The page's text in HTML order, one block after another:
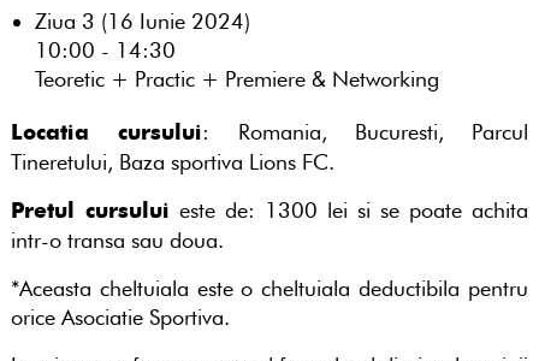
Ziua 3 (16 Iunie 2024)
10:00 - 14:30
Teoretic + Practic + Premiere & Networking
Locatia cursului: Romania, Bucuresti, Parcul
Tineretului, Baza sportiva Lions FC.
Pretul cursului este de: 1300 lei si se poate achita
intr-o transa sau doua.
*Aceasta cheltuiala este o cheltuiala deductibila pentru
orice Asociatie Sportiva.